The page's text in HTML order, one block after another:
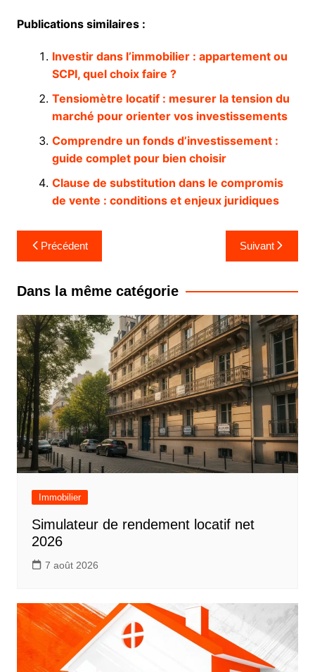
Publications similaires :
Investir dans l’immobilier : appartement ou
SCPI, quel choix faire ?
Tensiomètre locatif : mesurer la tension du
marché pour orienter vos investissements
Comprendre un fonds d’investissement :
guide complet pour bien choisir
Clause de substitution dans le compromis
de vente : conditions et enjeux juridiques
Navigation
de
l’article
Précédent Suivant
Dans la même catégorie
Immobilier
Simulateur de rendement locatif net
2026
7 août 2026